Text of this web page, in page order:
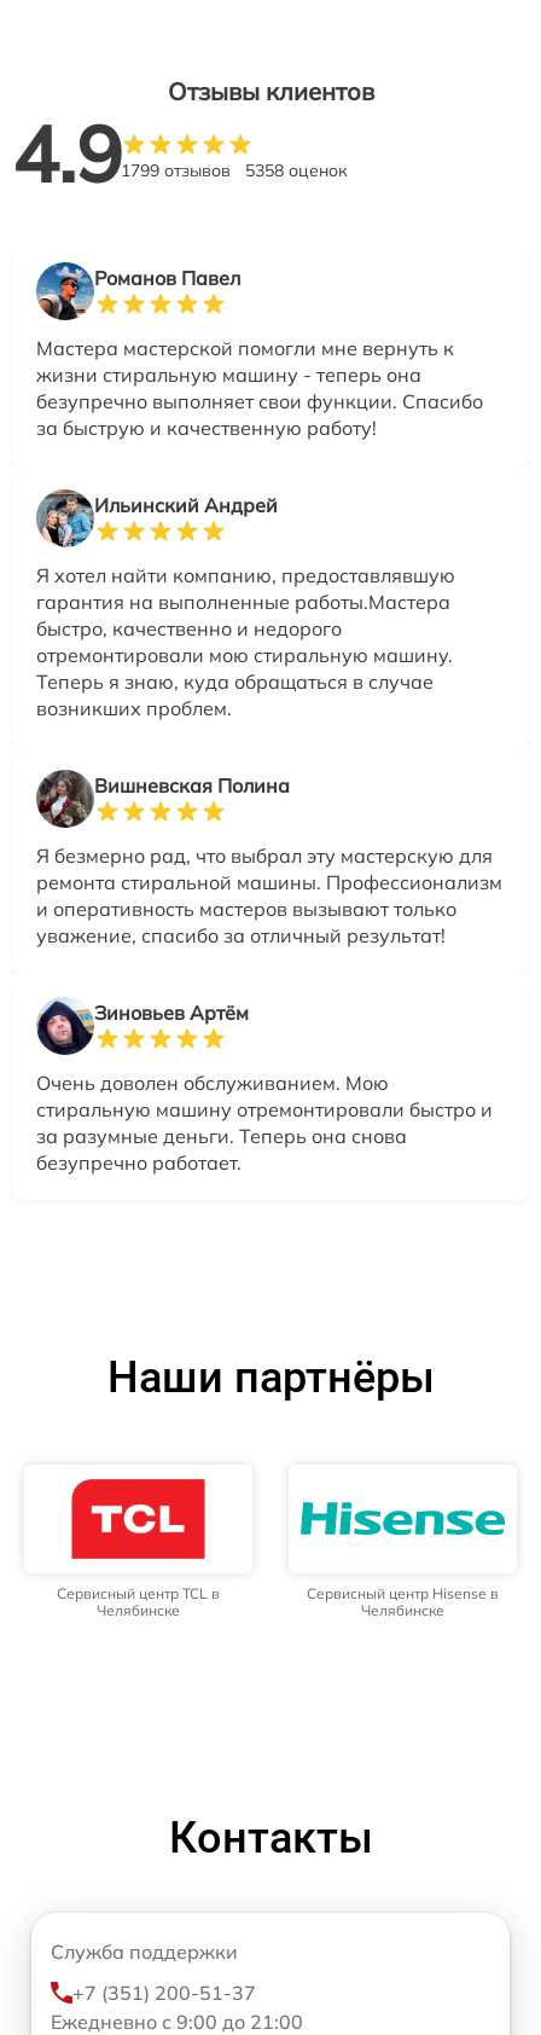
Отзывы клиентов
4.91799 отзывов 5358 оценок
Романов Павел
Мастера мастерской помогли мне вернуть к
жизни стиральную машину - теперь она
безупречно выполняет свои функции. Спасибо
за быструю и качественную работу!
Ильинский Андрей
Я хотел найти компанию, предоставлявшую
гарантия на выполненные работы.Мастера
быстро, качественно и недорого
отремонтировали мою стиральную машину.
Теперь я знаю, куда обращаться в случае
возникших проблем.
Вишневская Полина
Я безмерно рад, что выбрал эту мастерскую для
ремонта стиральной машины. Профессионализм
и оперативность мастеров вызывают только
уважение, спасибо за отличный результат!
Зиновьев Артём
Очень доволен обслуживанием. Мою
стиральную машину отремонтировали быстро и
за разумные деньги. Теперь она снова
безупречно работает.
Наши партнёры
Сервисный центр TCL в
Челябинске
Сервисный центр Hisense в
Челябинске
Контакты
Служба поддержки
+7 (351) 200-51-37
Ежедневно с 9:00 до 21:00